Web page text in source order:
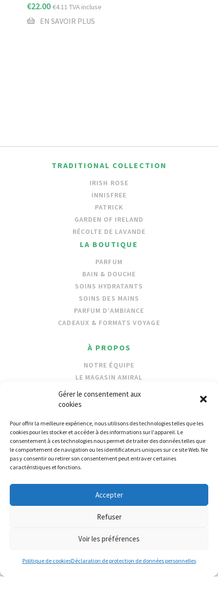
Gérer le consentement aux
cookies
Pour offrir la meilleure expérience, nous utilisons des technologies telles que les
cookies pour les stocker et accéder à des informations sur l'appareil. Le
consentement à ces technologies nous permet de traiter des données telles que
le comportement de navigation ou les identificateurs uniques sur ce site Web. Ne
pas y consentir ou retirer son consentement peut entraver certaines
caractéristiques et fonctions.
Accepter
Refuser
Voir les préférences
Politique de cookiesDéclaration de protection de données personnelles
€22.00 €4.11 TVA incluse
EN SAVOIR PLUS
TRADITIONAL COLLECTION
IRISH ROSE
INNISFREE
PATRICK
GARDEN OF IRELAND
RÉCOLTE DE LAVANDE
LA BOUTIQUE
PARFUM
BAIN & DOUCHE
SOINS HYDRATANTS
SOINS DES MAINS
PARFUM D’AMBIANCE
CADEAUX & FORMATS VOYAGE
À PROPOS
NOTRE ÉQUIPE
LE MAGASIN AMIRAL
NOS INGRÉDIENTS
PROTECTION DES OCÉANS
REVENDEURS
LOCALISATEUR DE MAGASIN
COMMERCE DE GROS
MENTIONS LÉGALES
LIVRAISONS & RETOURS